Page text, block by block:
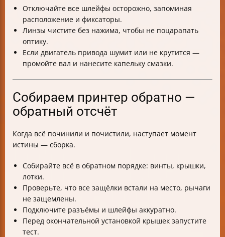
Отключайте все шлейфы осторожно, запоминая
расположение и фиксаторы.
Линзы чистите без нажима, чтобы не поцарапать
оптику.
Если двигатель привода шумит или не крутится —
промойте вал и нанесите капельку смазки.
Собираем принтер обратно —
обратный отсчёт
Когда всё починили и почистили, наступает момент
истины — сборка.
Собирайте всё в обратном порядке: винты, крышки,
лотки.
Проверьте, что все защёлки встали на место, рычаги
не защемлены.
Подключите разъёмы и шлейфы аккуратно.
Перед окончательной установкой крышек запустите
тест.